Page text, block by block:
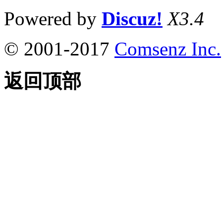
Powered by Discuz! X3.4
© 2001-2017 Comsenz Inc.
返回顶部